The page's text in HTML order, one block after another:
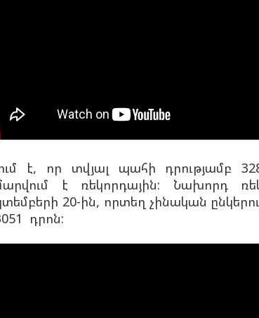
է, որ տվյալ պահի դրությամբ
է ռեկորդային: Նախորդ
20-ին, որտեղ չինական
դրոն: